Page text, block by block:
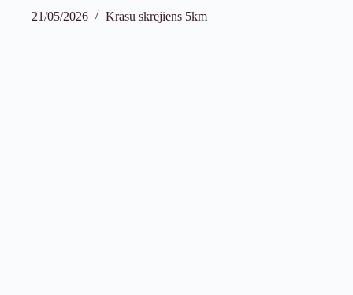
21/05/2026 Krāsu skrējiens 5km